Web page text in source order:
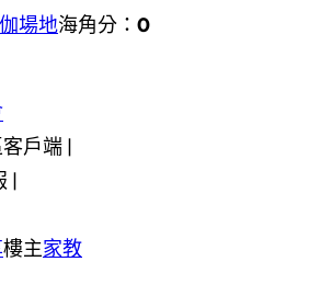
場地海角分： 0
戶端 |
|
樓主家教